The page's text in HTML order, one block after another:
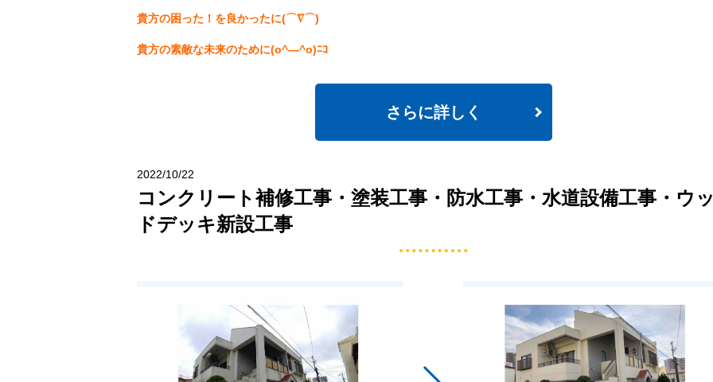
貴方の困った！を良かったに(⌒∇⌒)
貴方の素敵な未来のために(o^―^o)ﾆｺ
さらに詳しく
2022/10/22
コンクリート補修工事・塗装工事・防水工事・水道設備工事・ウッ
ドデッキ新設工事